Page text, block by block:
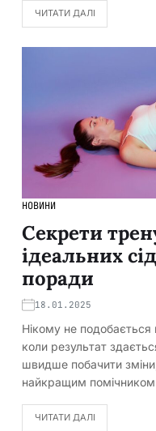
ЧИТАТИ ДАЛІ
НОВИНИ
Секрети
ідеальних
поради
18.01.2025
Нікому не
коли результат
швидше побачити
найкращим
ЧИТАТИ ДАЛІ